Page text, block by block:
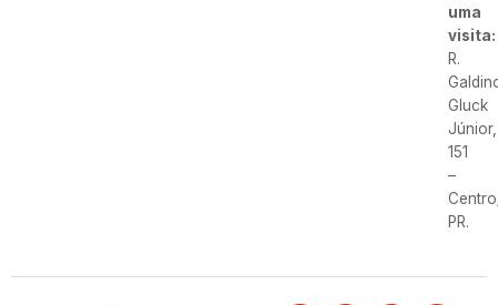
uma
visita:
R.
Gluck
Júnior,
151
–
PR.